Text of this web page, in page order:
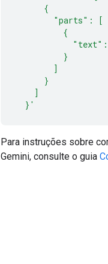
      {
        "parts": [
          {
          }
        ]
      }
    ]
  }'
Para instruções sobre
Gemini, consulte o guia